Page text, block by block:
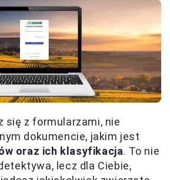
się z formularzami, nie
dokumencie, jakim jest
oraz ich klasyfikacja. To nie
lecz dla Ciebie,